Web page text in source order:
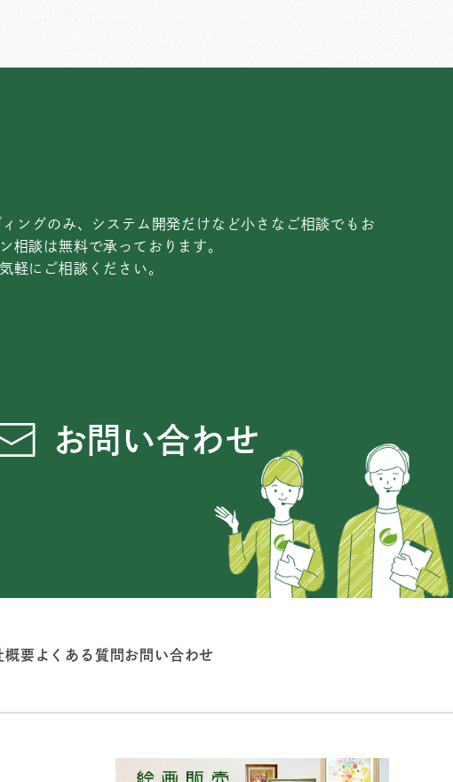
ングのみ、システム開発だけなど小さなご相談でもお
相談は無料で承っております。
軽にご相談ください。
お問い合わせ
概要よくある質問お問い合わせ